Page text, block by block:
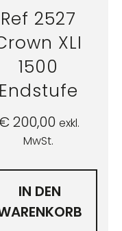
Ref 2527
XLI
1500
Endstufe
200,00 exkl.
MwSt.
IN DEN